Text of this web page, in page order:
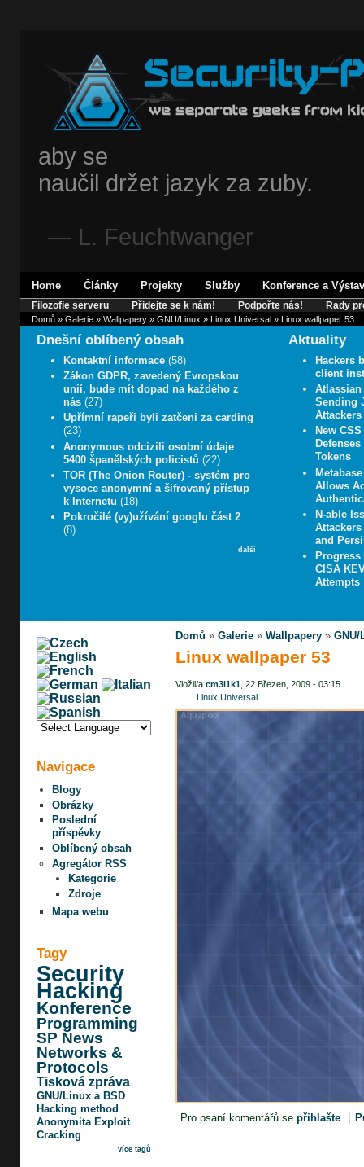
aby se
naučil držet jazyk za zuby.
— L. Feuchtwanger
Home Články Projekty Služby Konference a
Filozofie serveru Přidejte se k nám! Podpořte nás! Rady
Domů» Galerie» Wallpapery» GNU/Linux » Linux Universal» Linux wallpaper 53
Dnešní oblíbený obsah
Kontaktní informace (58)
Zákon GDPR, zavedený Evropskou
unií, bude mít dopad na každého z
nás (27)
Upřímní rapeři byli zatčeni za carding
(23)
Anonymous odcizili osobní údaje
5400 španělských policistů (22)
TOR (The Onion Router) - systém pro
vysoce anonymní a šifrovaný přístup
k Internetu (18)
Pokročilé (vy)užívání googlu část 2
(8)
další
Aktuality
Hackers
client
Atlassian
Sending
Attackers
New
Tokens
Allows
N-able
Attackers
and
CISA
Attempts
Navigace
Blogy
Obrázky
Poslední
příspěvky
Oblíbený obsah
Agregátor RSS
Kategorie
Zdroje
Mapa webu
Tagy
Security
Hacking
Konference
Programming
SP News
Networks &
Protocols
Tisková zpráva
GNU/Linux a BSD
Hacking method
Anonymita Exploit
Cracking
více tagů
Domů » Galerie» Wallpapery» GNU/
Linux wallpaper 53
Vložil/a cm3l1k1, 22 Březen, 2009 - 03:15
Linux Universal
Pro psaní komentářů sepřihlašte